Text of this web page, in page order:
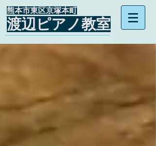
​熊本市東区京塚本町
渡辺ピアノ教室